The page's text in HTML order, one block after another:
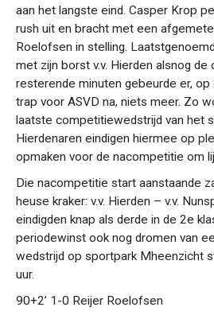
aan het langste eind. Casper Krop
rush uit en bracht met een
Roelofsen in stelling.
met zijn borst v.v. Hierden alsnog de
resterende minuten gebeurde er, op
trap voor ASVD na, niets meer. Zo
laatste competitiewedstrijd van het
Hierdenaren eindigen hiermee op
opmaken voor de nacompetitie om
Die nacompetitie start aanstaande
heuse kraker: v.v. Hierden – v.v.
eindigden knap als derde in de 2e
periodewinst ook nog dromen van
wedstrijd op sportpark Mheenzicht
uur.
90+2’ 1-0 Reijer Roelofsen